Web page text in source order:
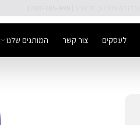
לעסקים צור קשר המותגים שלנו